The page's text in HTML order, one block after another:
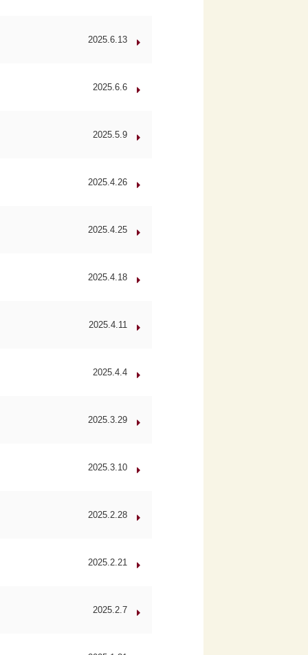
2025.6.13
2025.6.6
2025.5.9
2025.4.26
2025.4.25
2025.4.18
2025.4.11
2025.4.4
2025.3.29
2025.3.10
2025.2.28
2025.2.21
2025.2.7